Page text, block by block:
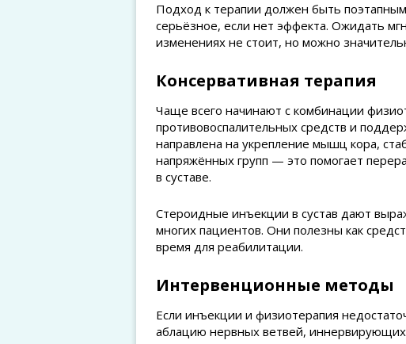
Подход к терапии должен быть
серьёзное, если нет эффекта. Ожидать
изменениях не стоит, но можно
Консервативная терапия
Чаще всего начинают с комбинации
противовоспалительных средств и
направлена на укрепление мышц кора,
напряжённых групп — это помогает
в суставе.
Стероидные инъекции в сустав дают
многих пациентов. Они полезны как
время для реабилитации.
Интервенционные методы
Если инъекции и физиотерапия
аблацию нервных ветвей,